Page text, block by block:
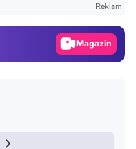
Reklam
Magazin